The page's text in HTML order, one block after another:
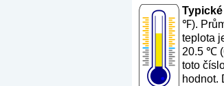
℉).
teplota
20.5 ℃
toto
hodnot.